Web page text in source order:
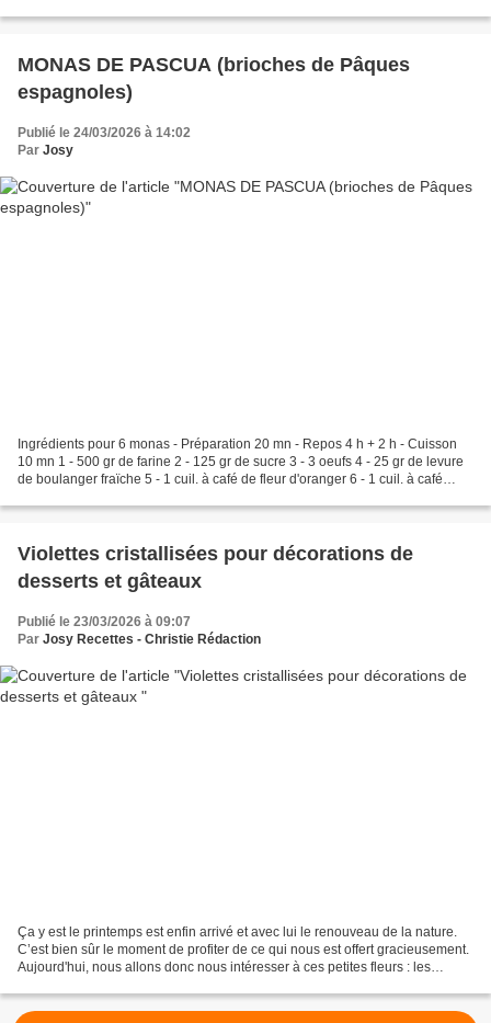
MONAS DE PASCUA (brioches de Pâques
espagnoles)
Publié le 24/03/2026 à 14:02
Par Josy
Ingrédients pour 6 monas - Préparation 20 mn - Repos 4 h + 2 h - Cuisson
10 mn 1 - 500 gr de farine 2 - 125 gr de sucre 3 - 3 oeufs 4 - 25 gr de levure
de boulanger fraïche 5 - 1 cuil. à café de fleur d'oranger 6 - 1 cuil. à café
Violettes cristallisées pour décorations de
desserts et gâteaux
Publié le 23/03/2026 à 09:07
Par Josy Recettes - Christie Rédaction
Ça y est le printemps est enfin arrivé et avec lui le renouveau de la nature.
C’est bien sûr le moment de profiter de ce qui nous est offert gracieusement.
Aujourd'hui, nous allons donc nous intéresser à ces petites fleurs : les